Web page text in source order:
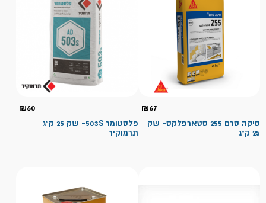
₪67
סיקה סרם 255 סטארפלקס- שק
25 ק"ג
₪60
פלסטומר 503S- שק 25 ק"ג
תרמוקיר